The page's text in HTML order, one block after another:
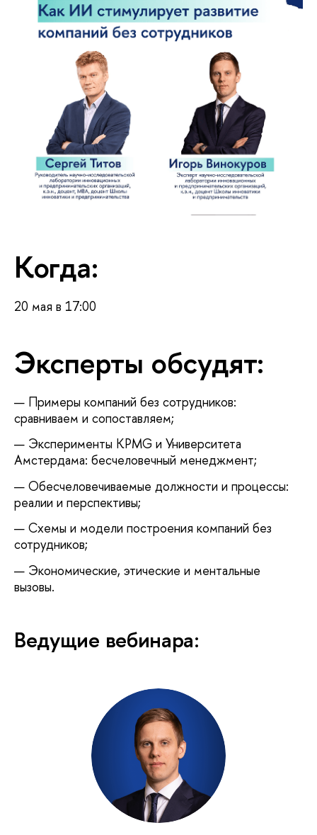
Когда:
20 мая в 17:00
Эксперты обсудят:
Примеры компаний без сотрудников:
сравниваем и сопоставляем;
Эксперименты KPMG и Университета
Амстердама: бесчеловечный менеджмент;
Обесчеловечиваемые должности и процессы:
реалии и перспективы;
Схемы и модели построения компаний без
сотрудников;
Экономические, этические и ментальные
ызовы.
едущие вебинара: